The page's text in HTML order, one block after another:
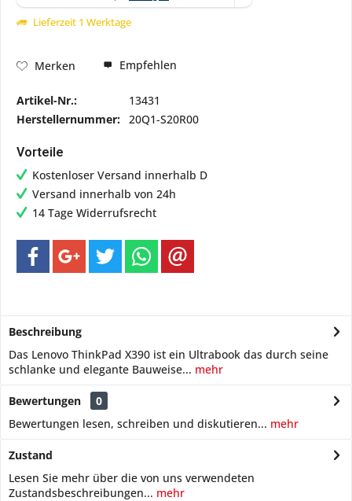
Lieferzeit 1 Werktage
Merken Empfehlen
Artikel-Nr.:
13431
Herstellernummer: 20Q1-S20R00
Vorteile
Kostenloser Versand innerhalb D
Versand innerhalb von 24h
14 Tage Widerrufsrecht
Beschreibung
Das Lenovo ThinkPad X390 ist ein Ultrabook das durch seine
schlanke und elegante Bauweise... mehr
Bewertungen
0
Bewertungen lesen, schreiben und diskutieren... mehr
Zustand
Lesen Sie mehr über die von uns verwendeten
Zustandsbeschreibungen... mehr